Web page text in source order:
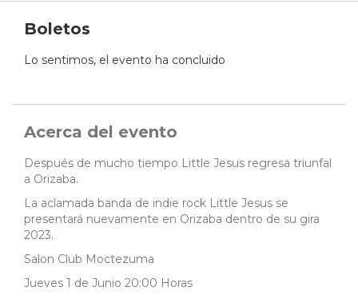
Boletos
Lo sentimos, el evento ha concluido
Acerca del evento
Después de mucho tiempo Little Jesus regresa triunfal
a Orizaba.
La aclamada banda de indie rock Little Jesus se
presentará nuevamente en Orizaba dentro de su gira
2023.
Salon Club Moctezuma
Jueves 1 de Junio 20:00 Horas